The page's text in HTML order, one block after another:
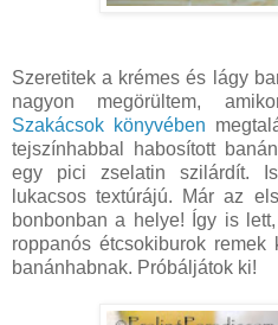
Szeretitek a krémes és lágy
nagyon megörültem,
Szakácsok könyvében
tejszínhabbal habosított
egy pici zselatin szilárdít.
lukacsos textúrájú. Már az
bonbonban a helye! Így is
roppanós étcsokiburok
banánhabnak. Próbáljátok ki!